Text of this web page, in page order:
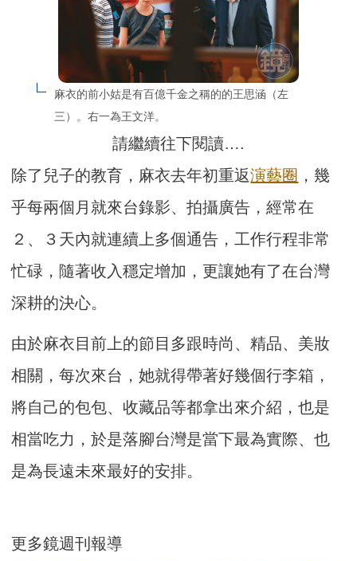
麻衣的前小姑是有百億千金之稱的的王思涵（左
三）。右一為王文洋。
請繼續往下閱讀….
除了兒子的教育，麻衣去年初重返演藝圈 ，幾
乎每兩個月就來台錄影、拍攝廣告，經常在
２、３天內就連續上多個通告，工作行程非常
忙碌，隨著收入穩定增加，更讓她有了在台灣
深耕的決心。
由於麻衣目前上的節目多跟時尚、精品、美妝
相關，每次來台，她就得帶著好幾個行李箱，
將自己的包包、收藏品等都拿出來介紹，也是
相當吃力，於是落腳台灣是當下最為實際、也
是為長遠未來最好的安排。
更多鏡週刊報導